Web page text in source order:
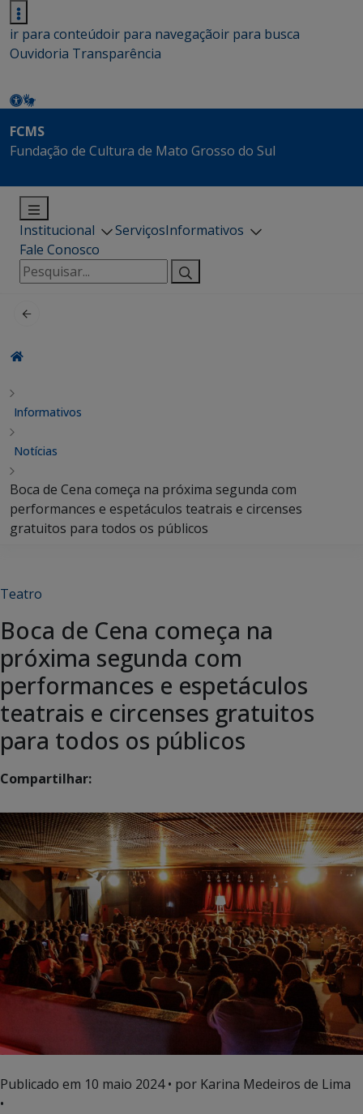
ir para conteúdoir para navegaçãoir para busca
Ouvidoria Transparência
FCMS
Fundação de Cultura de Mato Grosso do Sul
Institucional ServiçosInformativos
Fale Conosco
Pesquisar
por:
Informativos
Notícias
Boca de Cena começa na próxima segunda com
performances e espetáculos teatrais e circenses
gratuitos para todos os públicos
Teatro
Boca de Cena começa na
próxima segunda com
performances e espetáculos
teatrais e circenses gratuitos
para todos os públicos
Compartilhar:
Publicado em 10 maio 2024• por Karina Medeiros de Lima
•